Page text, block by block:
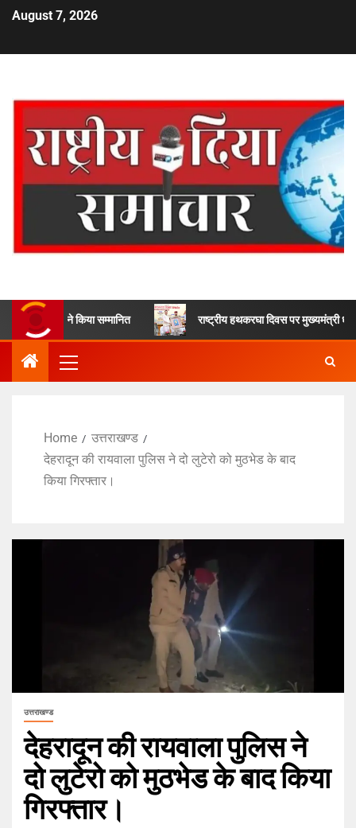
August 7, 2026
सम्मानित राष्ट्रीय हथकरघा दिवस पर मुख्यमंत्री धामी ने उत्कृष्ट
Home
उत्तराखण्ड
देहरादून की रायवाला पुलिस ने दो लुटेरो को मुठभेड के बाद
किया गिरफ्तार।
उत्तराखण्ड
देहरादून की रायवाला पुलिस ने
दो लुटेरो को मुठभेड के बाद किया
गिरफ्तार।